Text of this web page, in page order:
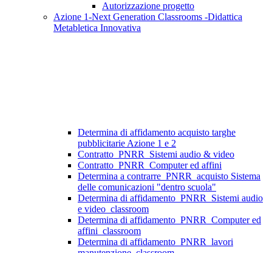
Autorizzazione progetto
Azione 1-Next Generation Classrooms -Didattica
Metabletica Innovativa
Determina di affidamento acquisto targhe
pubblicitarie Azione 1 e 2
Contratto_PNRR_Sistemi audio & video
Contratto_PNRR_Computer ed affini
Determina a contrarre_PNRR_acquisto Sistema
delle comunicazioni "dentro scuola"
Determina di affidamento_PNRR_Sistemi audio
e video_classroom
Determina di affidamento_PNRR_Computer ed
affini_classroom
Determina di affidamento_PNRR_lavori